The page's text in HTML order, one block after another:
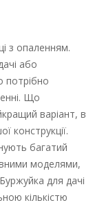
з опаленням.
або
потрібно
Що
варіант, в
конструкції.
багатий
моделями,
для дачі
кількістю